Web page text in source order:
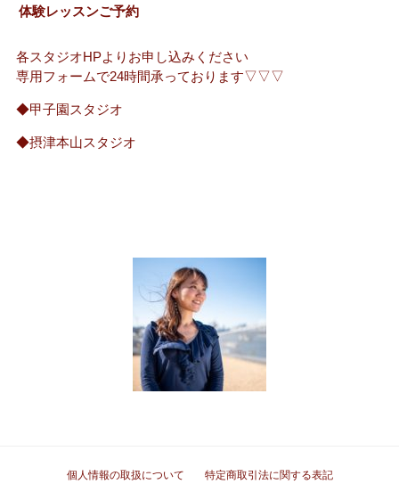
体験レッスンご予約
各スタジオHPよりお申し込みください
専用フォームで24時間承っております▽▽▽
◆甲子園スタジオ
◆摂津本山スタジオ
個人情報の取扱について 特定商取引法に関する表記